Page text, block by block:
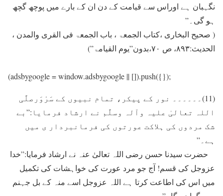
نگہبان ہے اوراس سے قيامت کے دن ان کے بارے ميں پوچھ گچھ
ہو گی۔”
( صحیح البخاری ،کتاب الجمعۃ ، باب الجمعۃ فی القری والمدن ،
الحدیث:۸۹۳، ص ۷۰،بدون”یوم القیامۃ”)
(adsbygoogle = window.adsbygoogle || []).push({});
(11)۔۔۔۔۔۔ نور کے پیکر، تمام نبیوں کے سَرْوَرصلَّی
اللہ تعالیٰ علیہ وآلہ وسلَّم نے ارشاد فرمایا:”بے
شک مردوں کی ہلاکت عورتوں کی فرمانبردار ی ميں
ہے۔”
حضرت سیدنا حسن رضی اللہ تعالیٰ عنہ نے ارشاد فرمايا:”خدا
عزوجل کی قسم! آج جو مرد عورت کی خواہشات کی تکميل
ميں اس کی اطاعت کرتا ہے اللہ عزوجل اسے منہ کے بل جہنم